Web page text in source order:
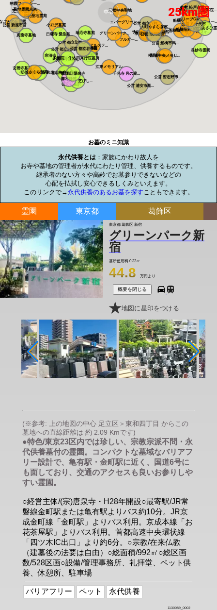
芝生の霊園あさ...
ごみの丘霊園
三郷中央聖地
朝霞フォーシー...
エバーグリーン...
公営 新座市営...
和光聖地霊苑
聖地霊園未来
船橋森林霊園
市川の杜霊園
いちかわ大町霊...
サニープレイス...
サニーパーク松...
弥生の里 自然...
神々廻霊園
白井メモリアル...
ガーデンニュー...
メモリアルフォ...
長妙寺霊園
八千代あさひ
千光寺 月の廟...
船橋昭和浄苑
市川大野霊園
総武霊園
船橋やすらぎの...
清寂の杜歓喜院...
櫻乃里ふなばし...
公営 浦安市墓...
公営 習志野市...
公営 都立八柱...
公営 船橋市馬...
公営 八千代市...
公営 松戸市営...
公営 市川市営...
船橋中央メモリ...
大町やすらぎパ...
オリーブGar...
感通寺
恵光メモリアル...
東本願寺
小豆沢墓苑
江東メモリアル
メモリアルステ...
ハートフルガー...
グリーンパーク...
宗清寺
浄見寺
瑞光寺
桜上水 みたま...
寛永寺谷中霊園
積徳寺墓所
徳玄寺墓所
玄照寺墓苑
真行院墓所
正伝寺 芝びし...
寛永寺德川浄苑
築地本願寺 和...公営 都立青山...
公営 都立雑司...
公営 都立染井...
公営 都立谷中...
瑞応寺墓苑
多聞院 牛込四...
真龍寺墓地
青山梅窓院墓苑
麻布浄苑
萬輝山 陽泉寺
日曜寺 愛染墓...
杉並さくら聖苑
中心 25km圏
お墓のミニ知識
永代供養とは ：家族にかわり故人を
お寺や墓地の管理者が永代にわたり管理、供養するものです。
継承者のない方々や高齢でお墓参りできないなどの
心配を払拭し安心できるしくみといえます。
このリンクで→永代供養のあるお墓を探す こともできます。
霊園 東京都 葛飾区
東京都 葛飾区 新宿
グリーンパーク新
宿
墓所使用料 0.32㎡
44.8 万円より
概要を閉じる
地図に星印をつける
(※参考: 上の地図の中心 足立区＞東和四丁目 からこの
墓地への直線距離は 約 2.09 Kmです)
●特色/東京23区内では珍しい、宗教宗派不問・永
代供養墓付の霊園。コンパクトな墓域なバリアフ
リー設計で、亀有駅・金町駅に近く、国道6号に
も面しており、交通のアクセスも良いお参りしや
すい霊園。
○経営主体/(宗)唐泉寺・H28年開設○最寄駅/JR常
磐線金町駅または亀有駅よりバス約10分。JR京
成金町線「金町駅」よりバス利用。京成本線「お
花茶屋駅」よりバス利用。首都高速中央環状線
「四ツ木IC出口」より約6分。○宗教/在来仏教
（建墓後の法要は自由）○総面積/992㎡○総区画
数/528区画○設備/管理事務所、礼拝堂、ペット供
養、休憩所、駐車場
バリアフリー ペット 永代供養
1130089_0002